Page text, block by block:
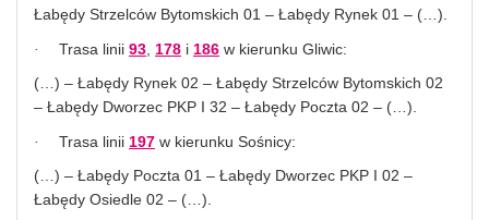
Łabędy Strzelców Bytomskich 01 – Łabędy Rynek 01 – (…).
· Trasa linii 93 178 i 186 w kierunku Gliwic:
(…) – Łabędy Rynek 02 – Łabędy Strzelców Bytomskich 02
– Łabędy Dworzec PKP I 32 – Łabędy Poczta 02 – (…).
· Trasa linii 197 w kierunku Sośnicy:
(…) – Łabędy Poczta 01 – Łabędy Dworzec PKP I 02 –
Łabędy Osiedle 02 – (…).